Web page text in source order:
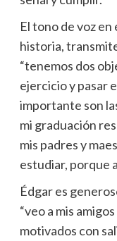
El tono de voz en
historia,
“tenemos dos
ejercicio y pasar
importante son
mi graduación
mis padres y
estudiar, porque
Édgar es
“veo a mis
motivados con